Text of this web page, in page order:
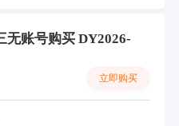
无账号购买 DY2026-
立即购买